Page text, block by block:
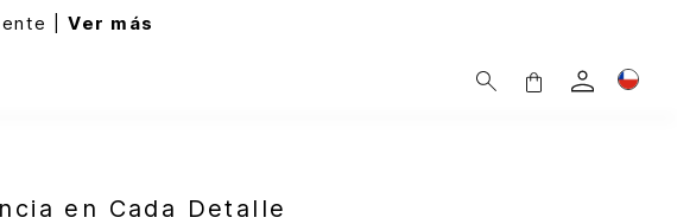
|Ver más
en Cada Detalle